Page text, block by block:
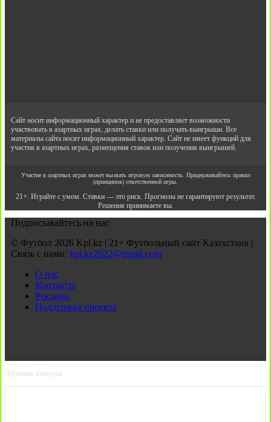
Сайт носит информационный характер и не предоставляет возможности
участвовать в азартных играх, делать ставки или получать выигрыши. Все
материалы сайта носят информационный характер. Сайт не имеет функций для
участия в азартных играх, размещения ставок или получения выигрышей.
Участие в азартных играх может вызвать игровую зависимость. Придерживайтесь правил
(принципов) ответственной игры.
21+. Играйте с умом. Ставки — это риск. Прогнозы не гарантируют результат.
Решения принимаете вы.
Подписывайтесь на нас
© Футбол 2026 Kpl.kz | 21+ Футбольный сайт Казахстана |
Связь с нами: kpl.kz2022@gmail.com
О нас
Контакты
Реклама
Поддержка проекта
Лучшие бонусы